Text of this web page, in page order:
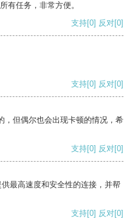
有任务，非常方便。
支持[0] 反对[0]
支持[0] 反对[0]
，但偶尔也会出现卡顿的情况，希
支持[0] 反对[0]
最高速度和安全性的连接，并帮
支持[0] 反对[0]